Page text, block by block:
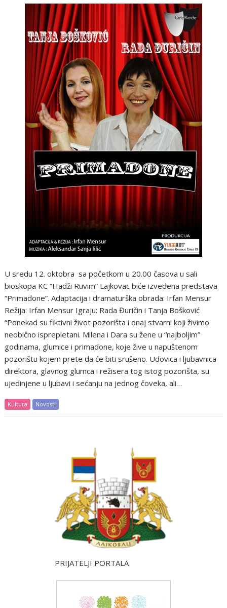
U sredu 12. oktobra sa početkom u 20.00 časova u sali
bioskopa KC “Hadži Ruvim” Lajkovac biće izvedena predstava
“Primadone”. Adaptacija i dramaturška obrada: Irfan Mensur
Režija: Irfan Mensur Igraju: Rada Đuričin i Tanja Bošković
“Ponekad su fiktivni život pozorišta i onaj stvarni koji živimo
neobično isprepletani. Milena i Dara su žene u “najboljim”
godinama, glumice i primadone, koje žive u napuštenom
pozorištu kojem prete da će biti srušeno. Udovica i ljubavnica
direktora, glavnog glumca i režisera tog istog pozorišta, su
ujedinjene u ljubavi i sećanju na jednog čoveka, ali…
Kultura Novosti
PRIJATELJI PORTALA